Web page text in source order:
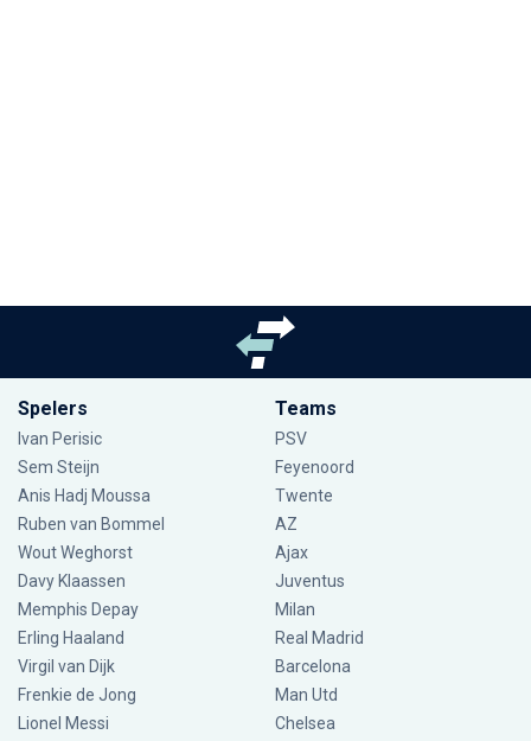
Spelers
Ivan Perisic
Sem Steijn
Anis Hadj Moussa
Ruben van Bommel
Wout Weghorst
Davy Klaassen
Memphis Depay
Erling Haaland
Virgil van Dijk
Frenkie de Jong
Lionel Messi
Teams
PSV
Feyenoord
Twente
AZ
Ajax
Juventus
Milan
Real Madrid
Barcelona
Man Utd
Chelsea